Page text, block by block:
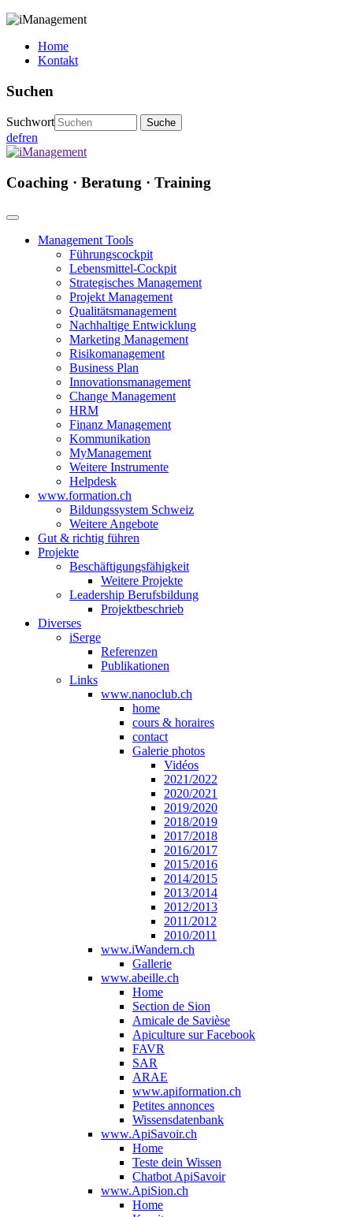
Home
Kontakt
Suchen
Suchwort
defren
Coaching · Beratung · Training
Management Tools
Führungscockpit
Lebensmittel-Cockpit
Strategisches Management
Projekt Management
Qualitätsmanagement
Nachhaltige Entwicklung
Marketing Management
Risikomanagement
Business Plan
Innovationsmanagement
Change Management
HRM
Finanz Management
Kommunikation
MyManagement
Weitere Instrumente
Helpdesk
www.formation.ch
Bildungssystem Schweiz
Weitere Angebote
Gut & richtig führen
Projekte
Beschäftigungsfähigkeit
Weitere Projekte
Leadership Berufsbildung
Projektbeschrieb
Diverses
iSerge
Referenzen
Publikationen
Links
www.nanoclub.ch
home
cours & horaires
contact
Galerie photos
Vidéos
2021/2022
2020/2021
2019/2020
2018/2019
2017/2018
2016/2017
2015/2016
2014/2015
2013/2014
2012/2013
2011/2012
2010/2011
www.iWandern.ch
Gallerie
www.abeille.ch
Home
Section de Sion
Amicale de Savièse
Apiculture sur Facebook
FAVR
SAR
ARAE
www.apiformation.ch
Petites annonces
Wissensdatenbank
www.ApiSavoir.ch
Home
Teste dein Wissen
Chatbot ApiSavoir
www.ApiSion.ch
Home